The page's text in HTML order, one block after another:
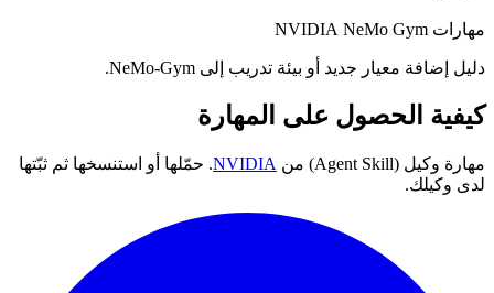
مهارات NeMo Gym NVIDIA
دليل إضافة معيار جديد أو بيئة تدريب إلى NeMo-Gym.
كيفية الحصول على المهارة
مهارة وكيل (Agent Skill) من NVIDIA. حمّلها أو استنسخها ثم ثبّتها
لدى وكيلك.